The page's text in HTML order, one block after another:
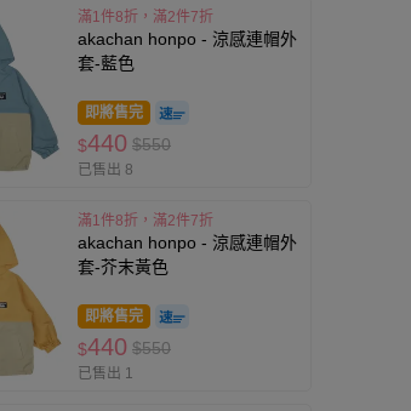
滿1件8折，滿2件7折
akachan honpo - 涼感連帽外
套-藍色
即將售完
$440 $550
已售出 8
滿1件8折，滿2件7折
akachan honpo - 涼感連帽外
套-芥末黃色
即將售完
$440 $550
已售出 1